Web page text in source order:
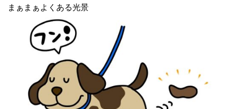
まぁまぁよくある光景